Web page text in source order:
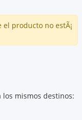
producto no estÃ¡
mismos destinos: